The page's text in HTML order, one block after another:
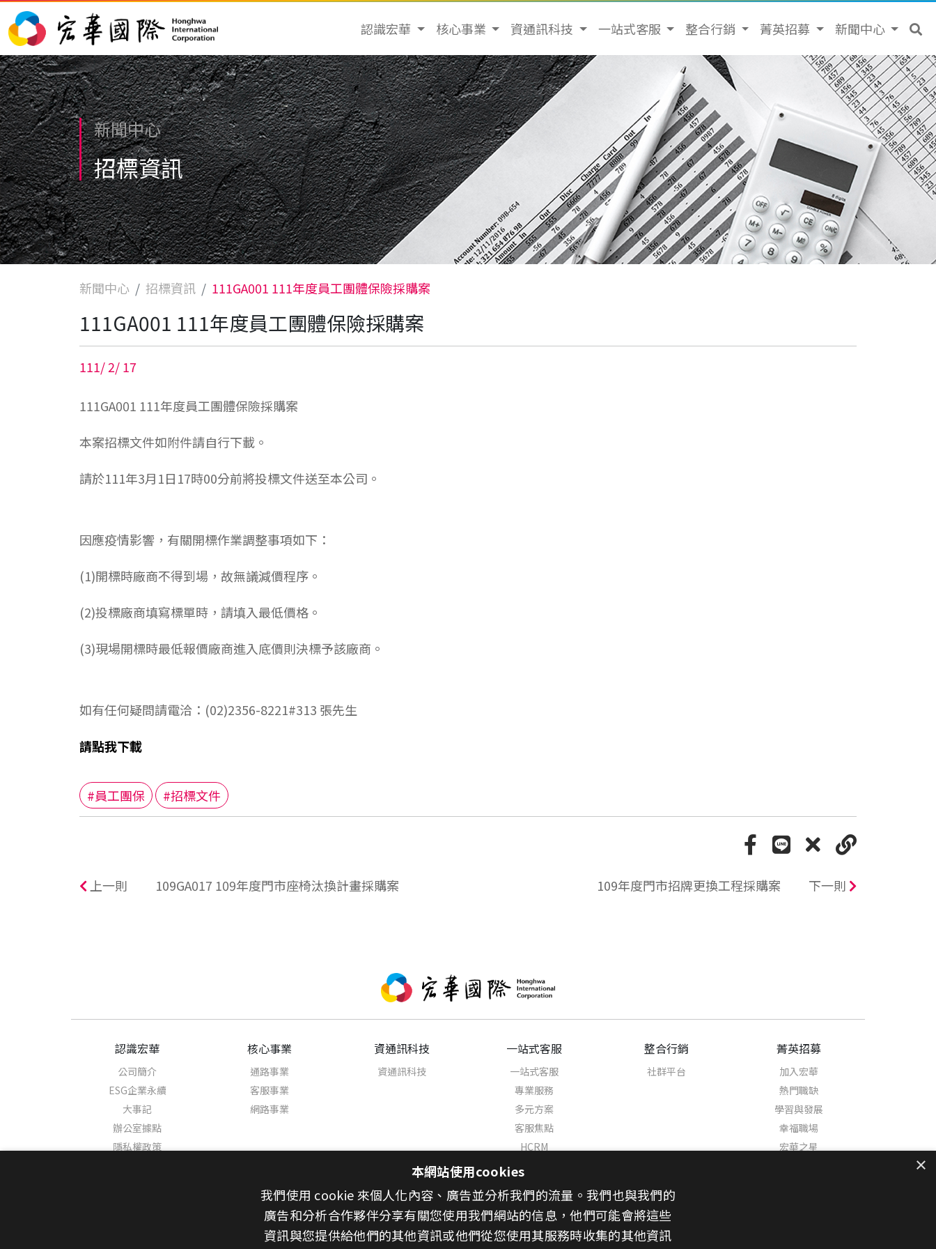
認識宏華 核心事業 資通訊科技 一站式客服 整合行銷 菁英招募 新聞中心
新聞中心
招標資訊
新聞中心 招標資訊 111GA001 111年度員工團體保險採購案
111GA001 111年度員工團體保險採購案
111/2/17
111GA001 111年度員工團體保險採購案
本案招標文件如附件請自行下載。
請於111年3月1日17時00分前將投標文件送至本公司。
因應疫情影響，有關開標作業調整事項如下：
(1)開標時廠商不得到場，故無議減價程序。
(2)投標廠商填寫標單時，請填入最低價格。
(3)現場開標時最低報價廠商進入底價則決標予該廠商。
如有任何疑問請電洽：(02)2356-8221#313 張先生
請點我下載
#員工團保 #招標文件
上一則 109GA017 109年度門市座椅汰換計畫採購案 109年度門市招牌更換工程採購案 下一則
認識宏華
公司簡介
ESG企業永續
大事記
辦公室據點
隱私權政策
核心事業
通路事業
客服事業
網路事業
資通訊科技
資通訊科技
一站式客服
一站式客服
專業服務
多元方案
客服焦點
HCRM
AI客服代理人
整合行銷
社群平台
菁英招募
加入宏華
熱門職缺
學習與發展
幸福職場
宏華之星
×
本網站使用cookies
我們使用 cookie 來個人化內容、廣告並分析我們的流量。我們也與我們的
廣告和分析合作夥伴分享有關您使用我們網站的信息，他們可能會將這些
資訊與您提供給他們的其他資訊或他們從您使用其服務時收集的其他資訊